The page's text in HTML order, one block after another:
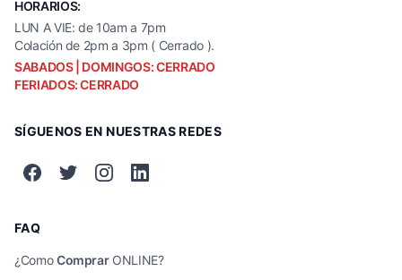
HORARIOS:
LUN A VIE: de 10am a 7pm
Colación de 2pm a 3pm ( Cerrado ).
SABADOS | DOMINGOS: CERRADO
FERIADOS: CERRADO
SÍGUENOS EN NUESTRAS REDES
FAQ
¿ComoComprarONLINE?